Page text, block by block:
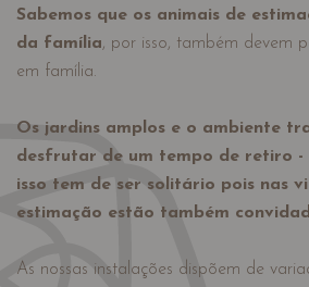
Sabemos que os animais de
da família, por isso, também devem
em família.
Os jardins amplos e o ambiente
desfrutar de um tempo de retiro -
isso tem de ser solitário pois nas
estimação estão também
As nossas instalações dispõem de